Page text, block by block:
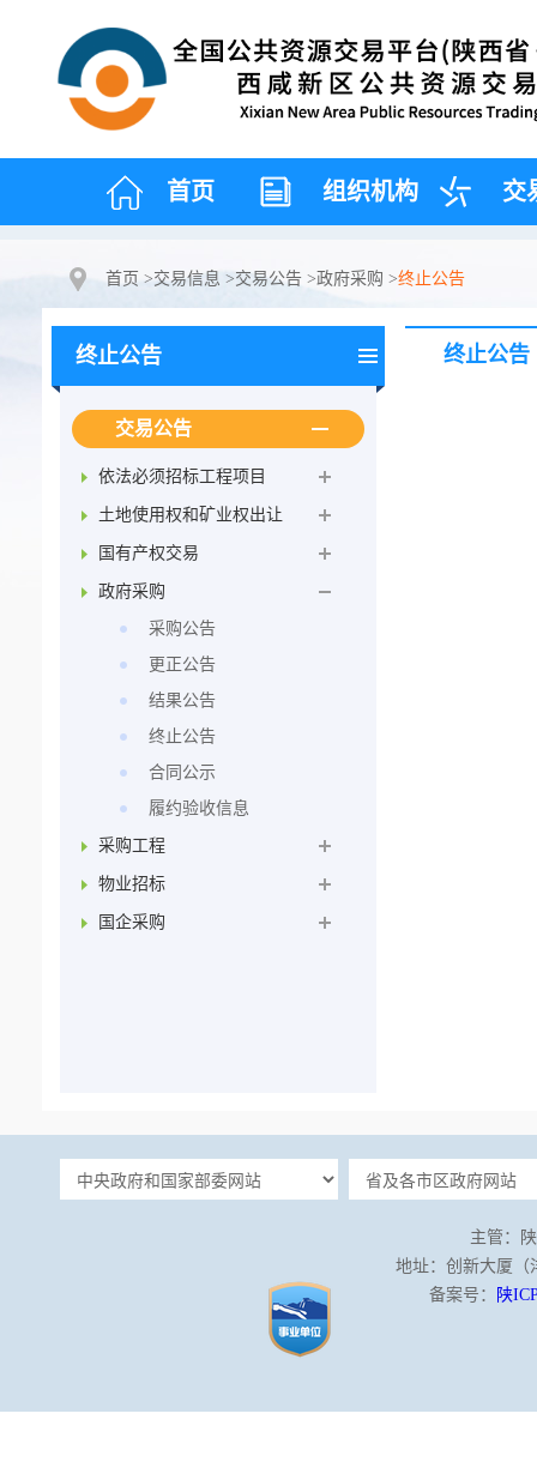
首页 组织机构 交
首页 >交易信息 >交易公告 >政府采购 >终止公告
终止公告
交易公告
依法必须招标工程项目
土地使用权和矿业权出让
国有产权交易
政府采购
采购公告
更正公告
结果公告
终止公告
合同公示
履约验收信息
采购工程
物业招标
国企采购
终止公告
主管：
地址：创新大厦（
备案号：
陕